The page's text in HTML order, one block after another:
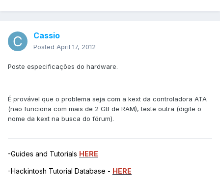
Cassio
Posted April 17, 2012
Poste especificações do hardware.
É provável que o problema seja com a kext da controladora ATA
(não funciona com mais de 2 GB de RAM), teste outra (digite o
nome da kext na busca do fórum).
-Guides and Tutorials HERE
-Hackintosh Tutorial Database - HERE